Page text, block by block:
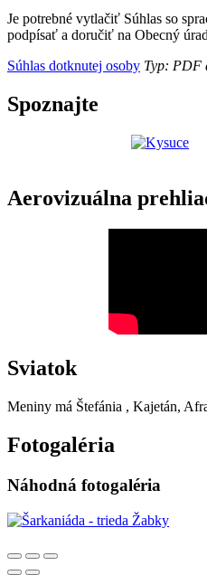
Je potrebné vytlačiť Súhlas so
podpísať a doručiť na Obecný
Súhlas dotknutej osoby Typ: PDF
Spoznajte
Aerovizuálna
Sviatok
Meniny má Štefánia , Kajetán,
Fotogaléria
Náhodná fotogaléria